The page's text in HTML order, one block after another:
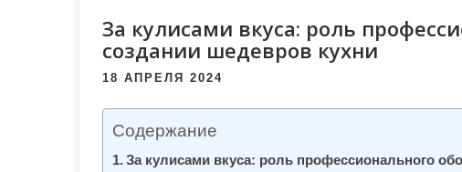
За кулисами вкуса: роль
создании шедевров кухни
18 АПРЕЛЯ 2024
Содержание
За кулисами вкуса: роль профессионального